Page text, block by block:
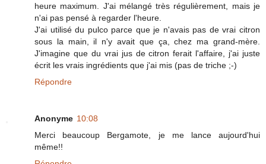
heure maximum. J'ai mélangé très régulièrement, mais je
n'ai pas pensé à regarder l'heure.
J'ai utilisé du pulco parce que je n'avais pas de vrai citron
sous la main, il n'y avait que ça, chez ma grand-mère.
J'imagine que du vrai jus de citron ferait l'affaire, j'ai juste
écrit les vrais ingrédients que j'ai mis (pas de triche ;-)
Répondre
Anonyme 10:08
Merci beaucoup Bergamote, je me lance aujourd'hui
même!!